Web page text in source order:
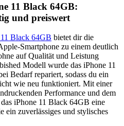
11 Black 64GB:
und preiswert
Black 64GB bietet dir die
Smartphone zu einem deutlich
auf Qualität und Leistung
Modell wurde das iPhone 11
Bedarf repariert, sodass du ein
wie neu funktioniert. Mit einer
Performance und dem
iPhone 11 Black 64GB eine
ein zuverlässiges und stylisches